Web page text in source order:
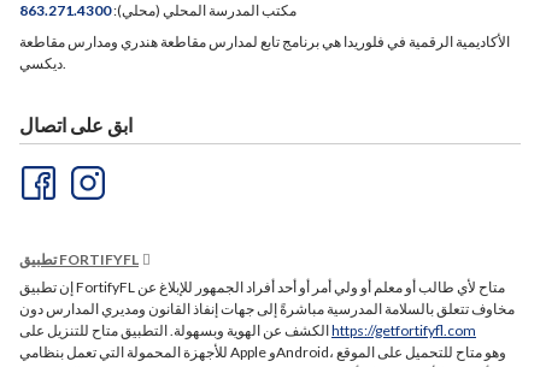
مكتب المدرسة المحلي (محلي):863.271.4300
الأكاديمية الرقمية في فلوريدا هي برنامج تابع لمدارس مقاطعة هندري ومدارس مقاطعة
ديكسي.
ابق على اتصال
تطبيق FORTIFYFL
إن تطبيق FortifyFL متاح لأي طالب أو معلم أو ولي أمر أو أحد أفراد الجمهور للإبلاغ عن
مخاوف تتعلق بالسلامة المدرسية مباشرةً إلى جهات إنفاذ القانون ومديري المدارس دون
https://getfortifyfl.com
للأجهزة المحمولة التي تعمل بنظامي Apple وAndroid، وهو متاح للتحميل على الموقع